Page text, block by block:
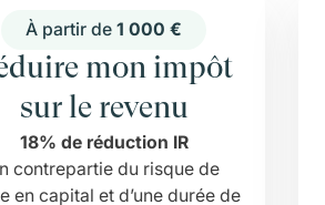
À partir de1 000 €
mon impôt
sur le revenu
18% de réduction IR
contrepartie du risque de
en capital et d’une durée de